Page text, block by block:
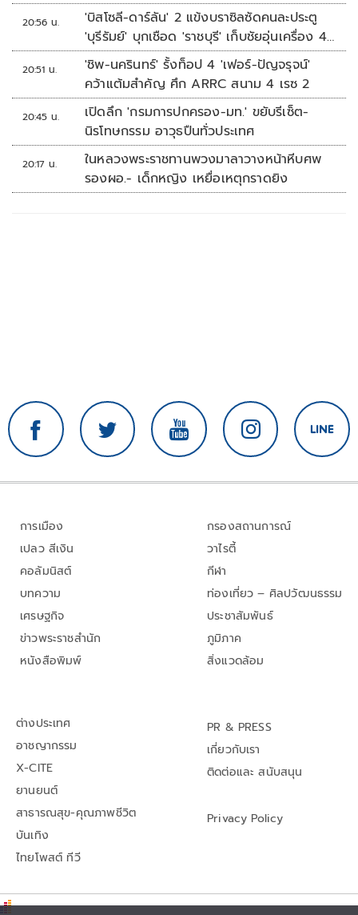
20:56 น.
'บิสโซลี-ดาร์ลัน' 2 แข้งบราซิลซัดคนละประตู
'บุรีรัมย์' บุกเชือด 'ราชบุรี' เก็บชัยอุ่นเครื่อง 4
นัดรวด
20:51 น.
'ชิพ-นครินทร์' รั้งท็อป 4 'เฟอร์-ปัญจรุจน์'
คว้าแต้มสำคัญ ศึก ARRC สนาม 4 เรซ 2
20:45 น.
เปิดลึก 'กรมการปกครอง-มท.' ขยับรีเซ็ต-
นิรโทษกรรม อาวุธปืนทั่วประเทศ
20:17 น.
ในหลวงพระราชทานพวงมาลาวางหน้าหีบศพ
รองผอ.- เด็กหญิง เหยื่อเหตุกราดยิง
การเมือง
เปลว สีเงิน
คอลัมนิสต์
บทความ
เศรษฐกิจ
ข่าวพระราชสำนัก
หนังสือพิมพ์
กรองสถานการณ์
วาไรตี้
กีฬา
ท่องเที่ยว – ศิลปวัฒนธรรม
ประชาสัมพันธ์
ภูมิภาค
สิ่งแวดล้อม
ต่างประเทศ
อาชญากรรม
X-CITE
ยานยนต์
สาธารณสุข-คุณภาพชีวิต
บันเทิง
ไทยโพสต์ ทีวี
PR & PRESS
เกี่ยวกับเรา
ติดต่อและ สนับสนุน
Privacy Policy